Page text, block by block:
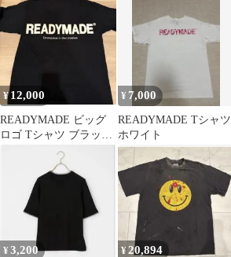
¥ 12,000
READYMADE ビッグ
ロゴ Tシャツ ブラック
¥ 7,000
READYMADE Tシャツ
ホワイト
¥3,200 ¥20,894